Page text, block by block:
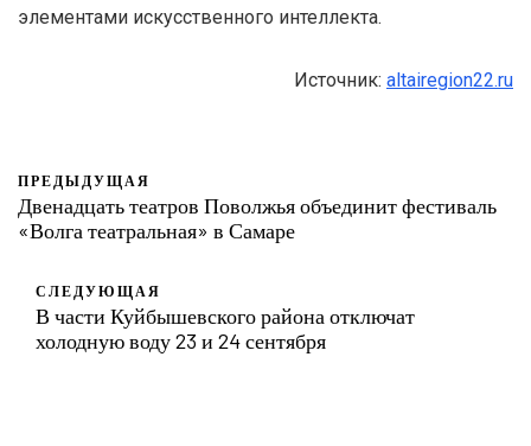
элементами искусственного интеллекта.
Источник: altairegion22.ru
ПРЕДЫДУЩАЯ
Двенадцать театров Поволжья объединит фестиваль
«Волга театральная» в Самаре
СЛЕДУЮЩАЯ
В части Куйбышевского района отключат
холодную воду 23 и 24 сентября